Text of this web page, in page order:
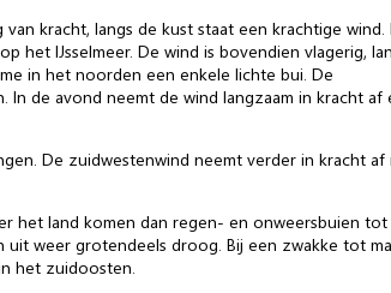
kracht, langs de kust staat een krachtige wind.
het IJsselmeer. De wind is bovendien vlagerig,
in het noorden een enkele lichte bui. De
de avond neemt de wind langzaam in kracht af
De zuidwestenwind neemt verder in kracht
het land komen dan regen- en onweersbuien tot
weer grotendeels droog. Bij een zwakke tot
het zuidoosten.